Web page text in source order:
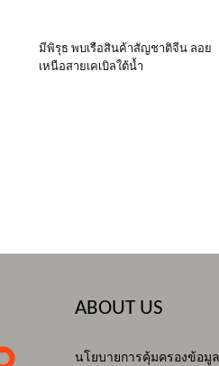
มีพิรุธ พบเรือสินค้าสัญชาติจีน ลอย
เหนือสายเคเบิลใต้น้ำ
ABOUT US
นโยบายการคุ้มครองข้อมู